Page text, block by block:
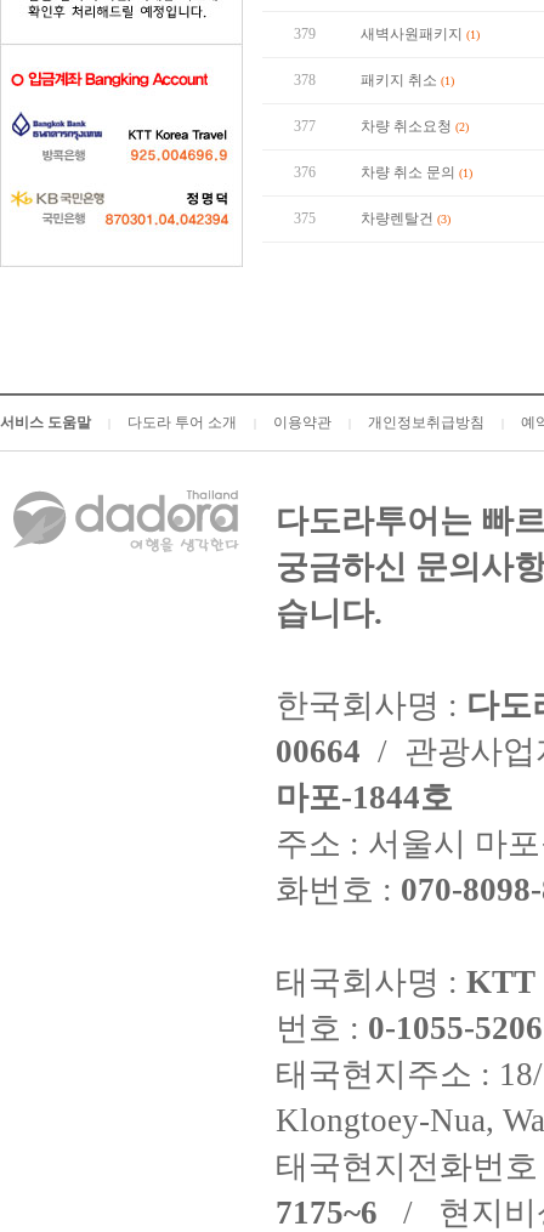
379 새벽사원패키지 (1)
378 패키지 취소 (1)
377 차량 취소요청 (2)
376 차량 취소 문의 (1)
375 차량렌탈건 (3)
서비스 도움말 다도라 투어 소개 이용약관 개인정보취급방침 예
다도라투어는 빠
궁금하신 문의사
습니다.
한국회사명 : 다도
00664 / 관광사
마포-1844호
주소 : 서울시 마
화번호 : 070-
태국회사명 : KTT
번호 : 0-1055-
태국현지주소 :
Klongtoey-Nua,
태국현지전화번
7175~6 / 현지비